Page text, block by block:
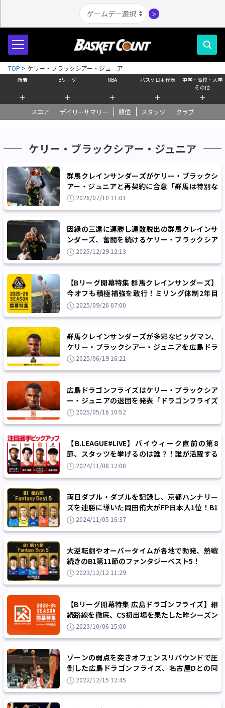
＞
新着
＋
Bリーグ
＋
NBA
＋
バスケ日本代表
＋
中学・高校・大学
その他
＋
スコア デイリーサマリー 順位 スタッツ クラブ
TOP > ケリー・ブラックシアー・ジュニア
ケリー・ブラックシアー・ジュニア
群馬クレインサンダーズがケリー・ブラックシ
アー・ジュニアと再契約に合意「群馬は特別な
ものを築き上げているクラブ」
2026/07/10 11:01
因縁の三遠に連勝し連敗脱出の群馬クレインサ
ンダーズ、奮闘を続けるケリー・ブラックシア
ー・ジュニア「群馬は逆境に強いチーム」
2025/12/29 12:13
【Bリーグ開幕特集 群馬クレインサンダーズ】
今オフも積極補強を敢行！ミリング体制2年目
もスタイルを徹底し、目指すは優勝のみ！
2025/09/26 07:00
群馬クレインサンダーズが多彩なビッグマン、
ケリー・ブラックシアー・ジュニアを広島ドラ
ゴンフライズから獲得
2025/06/19 16:21
広島ドラゴンフライズはケリー・ブラックシア
ー・ジュニアの退団を発表「ドラゴンフライズ
での経験は一生忘れません」
2025/05/16 10:52
【B.LEAGUE#LIVE】バイウィーク直前の第8
節、スタッツを挙げるのは誰？！誰が活躍する
か予想して試合をもっと楽しもう！
2024/11/08 12:00
両日ダブル・ダブルを記録し、京都ハンナリー
ズを連勝に導いた岡田侑大がFP日本人1位！B1
第6節のファンタジーベスト5！
2024/11/05 16:37
大逆転劇やオーバータイムが各地で勃発、熱戦
続きのB1第11節のファンタジーベスト5！
2023/12/12 11:29
【Bリーグ開幕特集 広島ドラゴンフライズ】継
続路線を徹底、CS初出場を果たした昨シーズン
を超える成績を！
2023/10/06 15:00
ゾーンの弱点を突きオフェンスリバウンドで圧
倒した広島ドラゴンフライズ、名古屋Dとの同
率対決を1点差で制す
2022/12/15 12:45